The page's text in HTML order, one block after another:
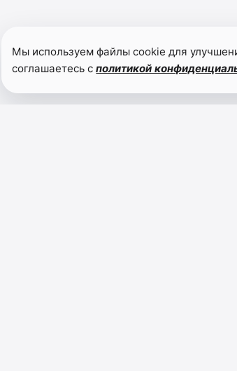
Мы используем файлы cookie для
соглашаетесь сполитикой